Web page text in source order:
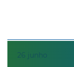
26 junho